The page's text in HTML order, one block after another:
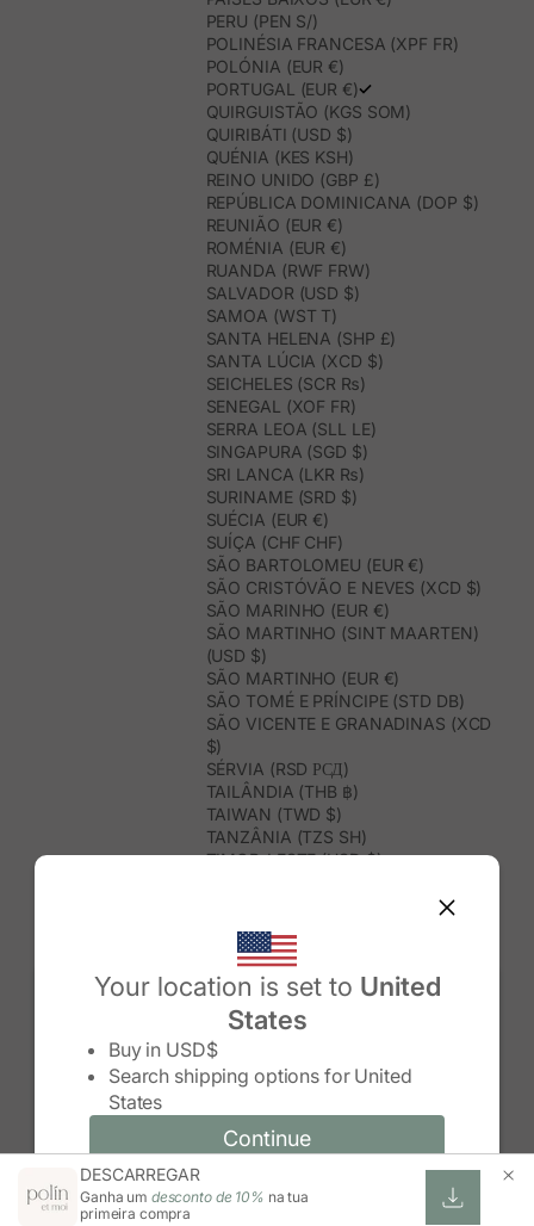
Your location is set to United
States
Buy in USD$
Search shipping options for United
States
Continue
Change country/region and language
Change country/region
Continue
PERU (PEN S/)
POLINÉSIA FRANCESA (XPF FR)
POLÓNIA (EUR €)
PORTUGAL (EUR €)
QUIRGUISTÃO (KGS SOM)
QUIRIBÁTI (USD $)
QUÉNIA (KES KSH)
REINO UNIDO (GBP £)
REPÚBLICA DOMINICANA (DOP $)
REUNIÃO (EUR €)
ROMÉNIA (EUR €)
RUANDA (RWF FRW)
SALVADOR (USD $)
SAMOA (WST T)
SANTA HELENA (SHP £)
SANTA LÚCIA (XCD $)
SEICHELES (SCR ₨)
SENEGAL (XOF FR)
SERRA LEOA (SLL LE)
SINGAPURA (SGD $)
SRI LANCA (LKR ₨)
SURINAME (SRD $)
SUÉCIA (EUR €)
SUÍÇA (CHF CHF)
SÃO BARTOLOMEU (EUR €)
SÃO CRISTÓVÃO E NEVES (XCD $)
SÃO MARINHO (EUR €)
SÃO MARTINHO (SINT MAARTEN)
(USD $)
SÃO MARTINHO (EUR €)
SÃO TOMÉ E PRÍNCIPE (STD DB)
SÃO VICENTE E GRANADINAS (XCD
$)
SÉRVIA (RSD РСД)
TAILÂNDIA (THB ฿)
TAIWAN (TWD $)
TANZÂNIA (TZS SH)
TIMOR-LESTE (USD $)
TRINDADE E TOBAGO (TTD $)
TUNÍSIA (USD $)
TURQUEMENISTÃO (USD $)
TURQUIA (TRY ₺)
TUVALU (AUD $)
UGANDA (UGX USH)
URUGUAI (UYU $U)
USBEQUISTÃO (UZS SO'M)
VENEZUELA (USD $)
VIETNAME (VND ₫)
WALLIS E FUTUNA (XPF FR)
ZIMBABUÉ (USD $)
DESCARREGAR
Ganha um desconto de 10% na tua
primeira compra